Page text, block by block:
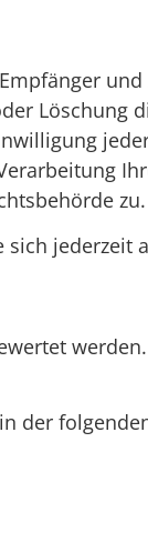
Löschung
zu.
sich jederzeit
der